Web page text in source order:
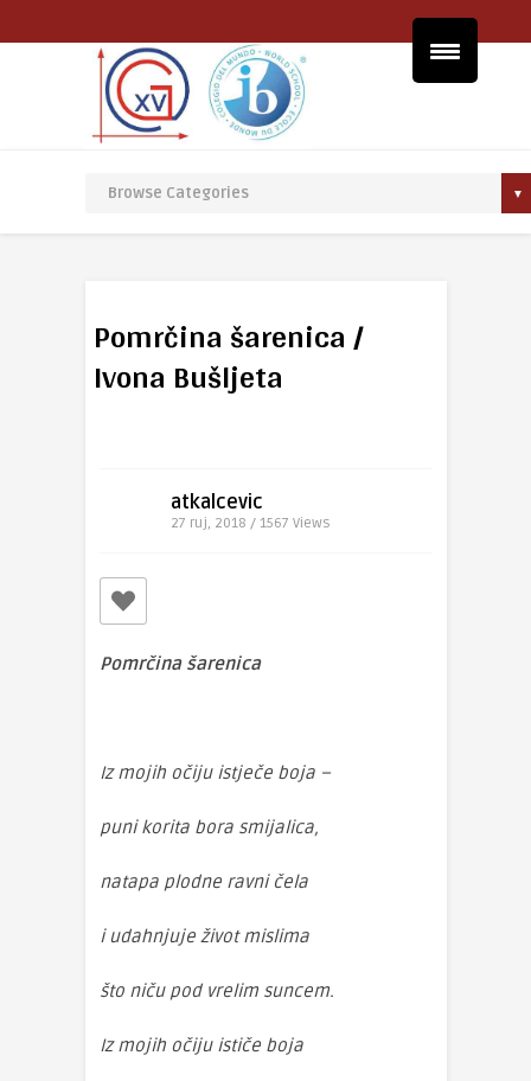
Pomrčina šarenica /
Ivona Bušljeta
atkalcevic
27 ruj, 2018 / 1567 Views
Pomrčina šarenica
Iz mojih očiju istječe boja –
puni korita bora smijalica,
natapa plodne ravni čela
i udahnjuje život mislima
što niču pod vrelim suncem.
Iz mojih očiju ističe boja